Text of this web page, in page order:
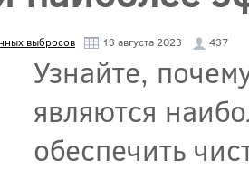
выбросов 13 августа 2023 437
Узнайте,
являются
обеспечить